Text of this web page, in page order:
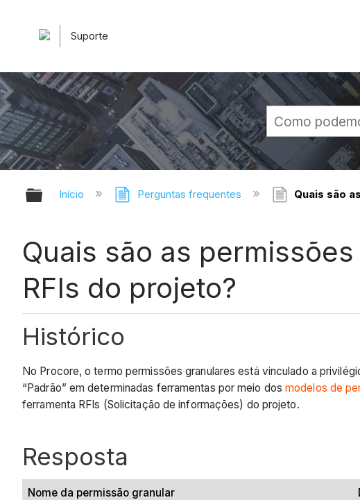
Suporte
Expandir/recolher hierarquia global
Início Perguntas frequentes Quais são
Quais são as
RFIs do projeto?
Histórico
No Procore, o termo permissões granulares está vinculado a
“Padrão” em determinadas ferramentas por meio dosmodelos de
ferramenta RFIs (Solicitação de informações) do projeto.
Resposta
Nome da permissão granular